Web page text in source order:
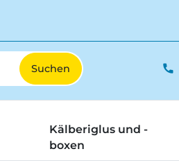
phone
Kälberiglus und -
boxen